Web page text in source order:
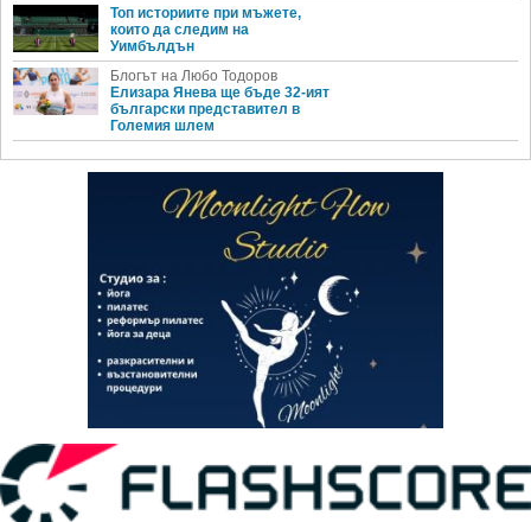
Топ историите при мъжете,
които да следим на
Уимбълдън
Блогът на Любо Тодоров
Елизара Янева ще бъде 32-ият
български представител в
Големия шлем